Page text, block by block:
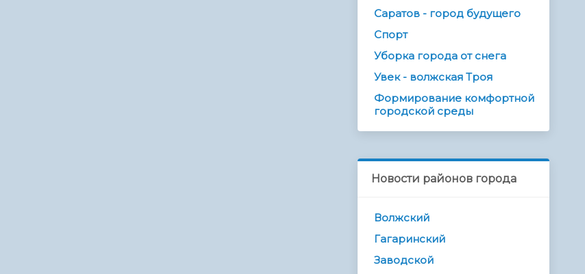
Саратов - город будущего
Спорт
Уборка города от снега
Увек - волжская Троя
Формирование комфортной
городской среды
Новости районов города
Волжский
Гагаринский
Заводской